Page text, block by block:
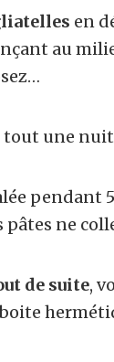
en
au
tout une
pendant
ne
de suite,